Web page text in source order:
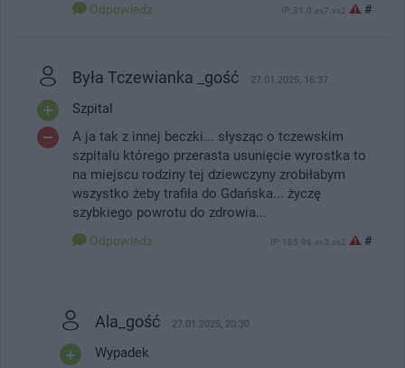
Odpowiedz IP: 31.0.xx7.xx2 #
Była Tczewianka _gość 27.01.2025, 16:37
Szpital
A ja tak z innej beczki... słysząc o tczewskim
szpitalu którego przerasta usunięcie wyrostka to
na miejscu rodziny tej dziewczyny zrobiłabym
wszystko żeby trafiła do Gdańska... życzę
szybkiego powrotu do zdrowia...
Odpowiedz IP: 185.96.xx3.xx2 #
Ala_gość 27.01.2025, 20:30
Wypadek